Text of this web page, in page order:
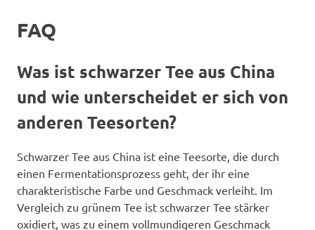
FAQ
Was ist schwarzer Tee aus China
und wie unterscheidet er sich von
anderen Teesorten?
Schwarzer Tee aus China ist eine Teesorte, die durch
einen Fermentationsprozess geht, der ihr eine
charakteristische Farbe und Geschmack verleiht. Im
Vergleich zu grünem Tee ist schwarzer Tee stärker
oxidiert, was zu einem vollmundigeren Geschmack